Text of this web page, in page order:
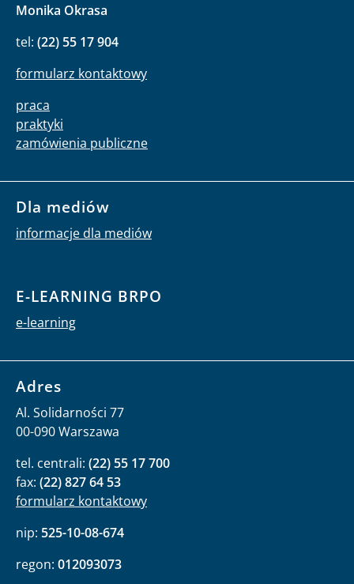
Monika Okrasa
tel: (22) 55 17 904
formularz kontaktowy
praca
praktyki
zamówienia publiczne
Dla mediów
informacje dla mediów
E-LEARNING BRPO
e-learning
Adres
Al. Solidarności 77
00-090 Warszawa
tel. centrali: (22) 55 17 700
fax: (22) 827 64 53
formularz kontaktowy
nip: 525-10-08-674
regon: 012093073